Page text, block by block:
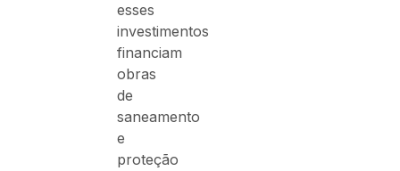
esses
investimentos
financiam
obras
de
saneamento
e
proteção